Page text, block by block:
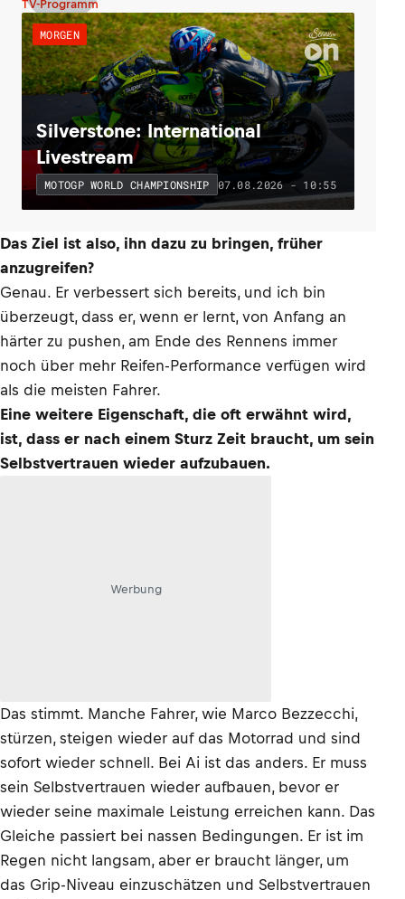
TV-Programm
MORGEN
Silverstone: International
Livestream
MOTOGP WORLD CHAMPIONSHIP 07.08.2026 - 10:55
Das Ziel ist also, ihn dazu zu bringen, früher
anzugreifen?
Genau. Er verbessert sich bereits, und ich bin
überzeugt, dass er, wenn er lernt, von Anfang an
härter zu pushen, am Ende des Rennens immer
noch über mehr Reifen-Performance verfügen wird
als die meisten Fahrer.
Eine weitere Eigenschaft, die oft erwähnt wird,
ist, dass er nach einem Sturz Zeit braucht, um sein
Selbstvertrauen wieder aufzubauen.
Werbung
Das stimmt. Manche Fahrer, wie Marco Bezzecchi,
stürzen, steigen wieder auf das Motorrad und sind
sofort wieder schnell. Bei Ai ist das anders. Er muss
sein Selbstvertrauen wieder aufbauen, bevor er
wieder seine maximale Leistung erreichen kann. Das
Gleiche passiert bei nassen Bedingungen. Er ist im
Regen nicht langsam, aber er braucht länger, um
das Grip-Niveau einzuschätzen und Selbstvertrauen